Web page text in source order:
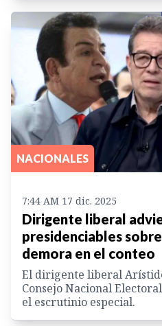
NACIONALES
7:44 AM 17 dic. 2025
Dirigente liberal
presidenciables
demora en el conteo
El dirigente liberal
Consejo Nacional
el escrutinio especial.